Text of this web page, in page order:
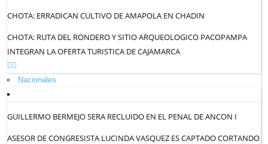
CHOTA: ERRADICAN CULTIVO DE AMAPOLA EN CHADIN
CHOTA: RUTA DEL RONDERO Y SITIO ARQUEOLOGICO PACOPAMPA
INTEGRAN LA OFERTA TURISTICA DE CAJAMARCA
Nacionales
GUILLERMO BERMEJO SERA RECLUIDO EN EL PENAL DE ANCON I
ASESOR DE CONGRESISTA LUCINDA VASQUEZ ES CAPTADO CORTANDO